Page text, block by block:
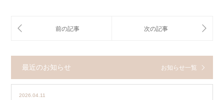
最近のお知らせ お知らせ一覧
2026.04.11